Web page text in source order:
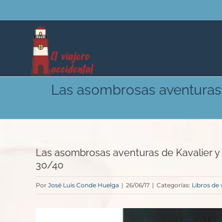
al
contenido
Las asombrosas
Las asombrosas aventuras de Kavalier
30/40
Por José Luis Conde Huelga | 26/06/17 | Categorías: Libros de